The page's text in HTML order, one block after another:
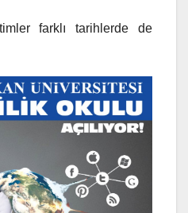
farklı tarihlerde de